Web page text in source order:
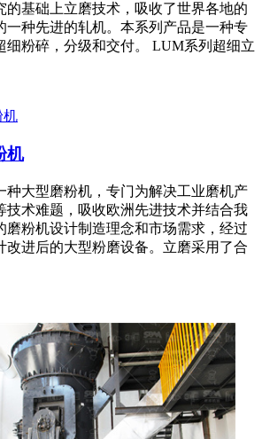
的基础上立磨技术，吸收了世界各地的
一种先进的轧机。本系列产品是一种专
细粉碎，分级和交付。 LUM系列超细立
机
种大型磨粉机，专门为解决工业磨机产
技术难题，吸收欧洲先进技术并结合我
磨粉机设计制造理念和市场需求，经过
改进后的大型粉磨设备。立磨采用了合